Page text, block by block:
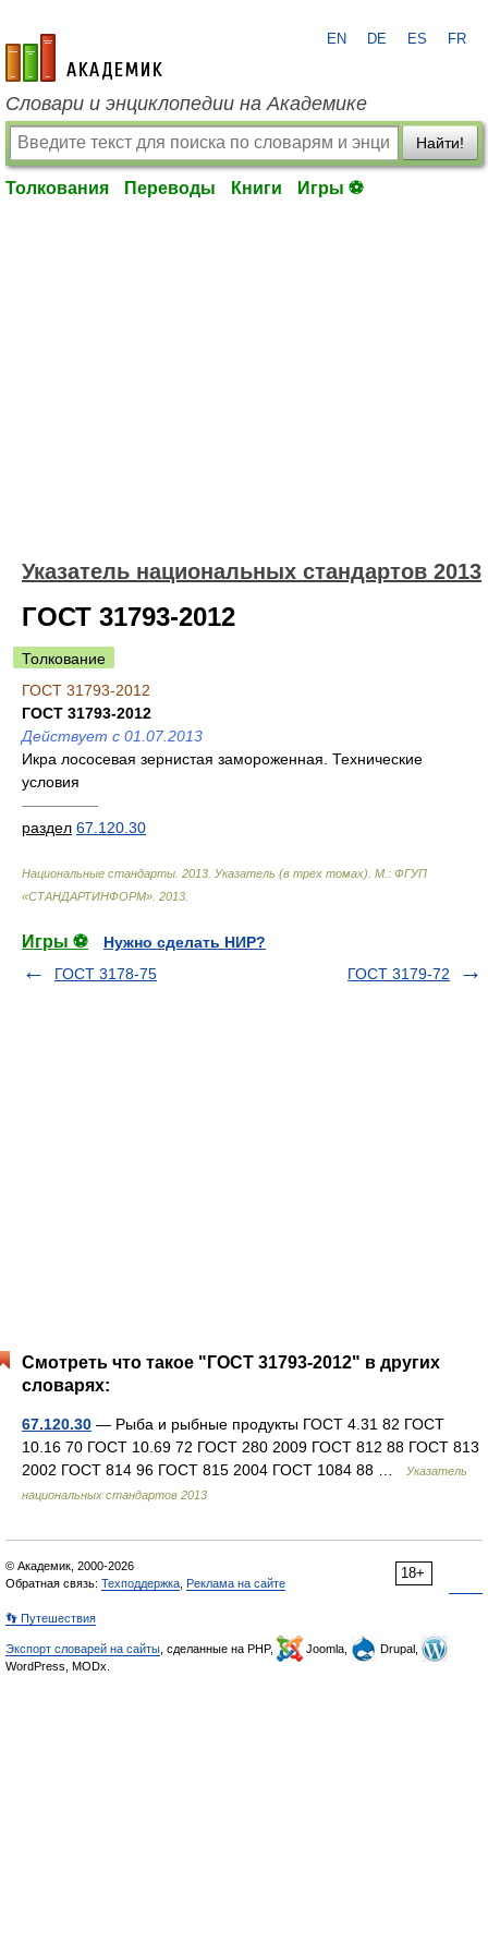
academic.ru
EN DE ES FR
Словари и энциклопедии на Академике
Найти!
Толкования Переводы Книги Игры ⚽
Указатель национальных стандартов 2013
ГОСТ 31793-2012
Толкование
ГОСТ 31793-2012
ГОСТ 31793-2012
Действует с 01.07.2013
Икра лососевая зернистая замороженная. Технические
условия
—————
раздел 67.120.30
Национальные стандарты. 2013. Указатель (в трех томах). М.: ФГУП
«СТАНДАРТИНФОРМ» 2013
Игры ⚽
Нужно сделать НИР?
ГОСТ 3178-75
ГОСТ 3179-72
Смотреть что такое "ГОСТ 31793-2012" в других
словарях:
67.120.30 — Рыба и рыбные продукты ГОСТ 4.31 82 ГОСТ
10.16 70 ГОСТ 10.69 72 ГОСТ 280 2009 ГОСТ 812 88 ГОСТ 813
2002 ГОСТ 814 96 ГОСТ 815 2004 ГОСТ 1084 88 …
Указатель
национальных стандартов 2013
18+
© Академик, 2000-2026
Обратная связь: Техподдержка Реклама на сайте
👣 Путешествия
Экспорт словарей на сайты , сделанные на PHP, Joomla,
Drupal,
WordPress, MODx.